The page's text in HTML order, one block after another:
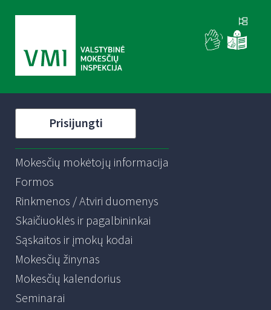
Prisijungti
Mokesčių mokėtojų informacija
Formos
Rinkmenos / Atviri duomenys
Skaičiuoklės ir pagalbininkai
Sąskaitos ir įmokų kodai
Mokesčių žinynas
Mokesčių kalendorius
Seminarai